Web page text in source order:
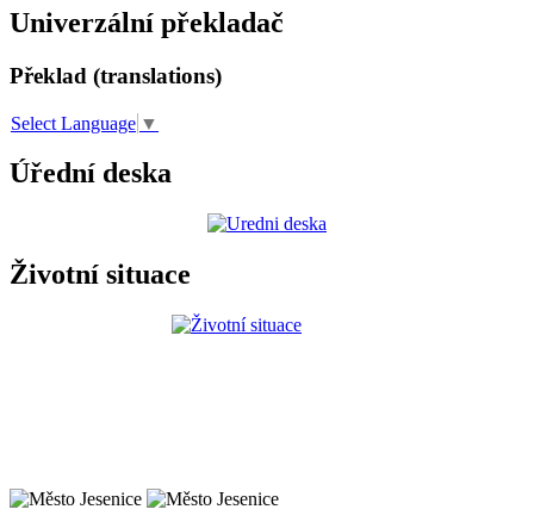
Univerzální překladač
Překlad (translations)
Select Language ▼
Úřední deska
Životní situace